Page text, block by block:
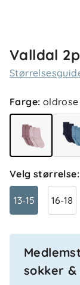
Valldal
Farge: oldrose
Velg størrelse
13-15 16-18
sokker
5.0
basert på 3
Anmeldelser (3)
Roo